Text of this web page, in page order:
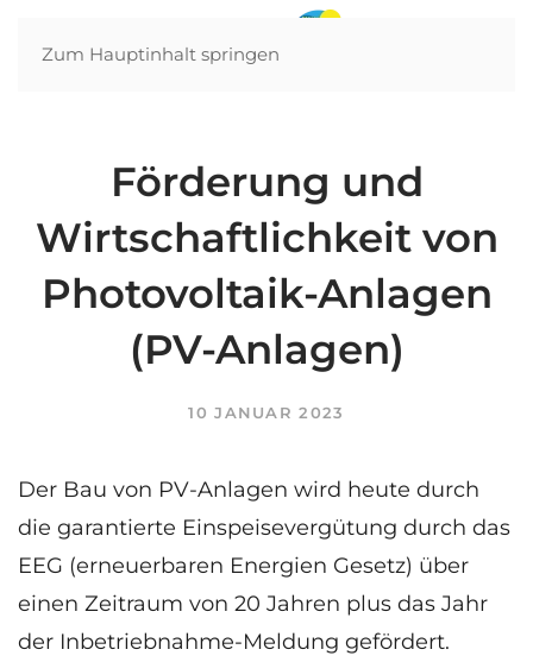
Zum Hauptinhalt springen
Förderung und
Wirtschaftlichkeit von
Photovoltaik-Anlagen
(PV-Anlagen)
10 JANUAR 2023
Der Bau von PV-Anlagen wird heute durch
die garantierte Einspeisevergütung durch das
EEG (erneuerbaren Energien Gesetz) über
einen Zeitraum von 20 Jahren plus das Jahr
der Inbetriebnahme-Meldung gefördert.